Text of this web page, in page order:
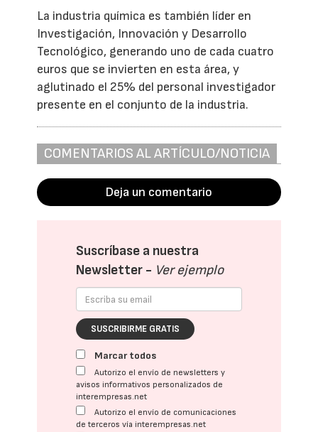
La industria química es también líder en
Investigación, Innovación y Desarrollo
Tecnológico, generando uno de cada cuatro
euros que se invierten en esta área, y
aglutinado el 25% del personal investigador
presente en el conjunto de la industria.
COMENTARIOS AL ARTÍCULO/NOTICIA
Deja un comentario
Suscríbase a nuestra
Newsletter - Ver ejemplo
SUSCRIBIRME GRATIS
Marcar todos
Autorizo el envío de newsletters y
avisos informativos personalizados de
interempresas.net
Autorizo el envío de comunicaciones
de terceros vía interempresas.net